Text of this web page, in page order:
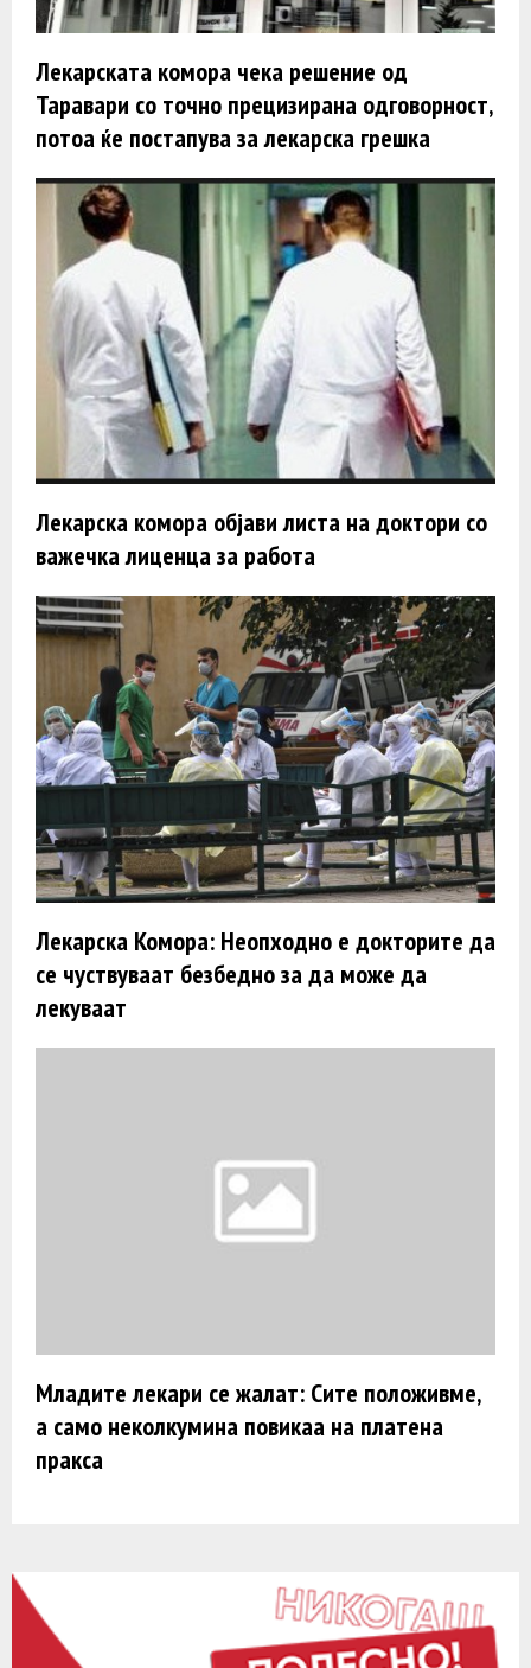
Лекарската комора чека решение од
Таравари со точно прецизирана одговорност,
потоа ќе постапува за лекарска грешка
Лекарска комора објави листа на доктори со
важечка лиценца за работа
Лекарска Комора: Неопходно е докторите да
се чуствуваат безбедно за да може да
лекуваат
Младите лекари се жалат: Сите положивме,
а само неколкумина повикаа на платена
пракса